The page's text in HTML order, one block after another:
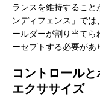
ランスを維持するこ
ンディフェンス」で
ールダーが割り当て
ーセプトする必要があ
コントロール
エクササイズ